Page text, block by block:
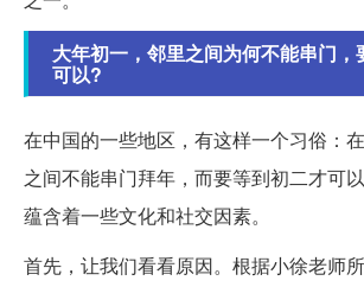
大年初一，邻里之间为何不能串门，
可以?
在中国的一些地区，有这样一个习俗：
之间不能串门拜年，而要等到初二才可
蕴含着一些文化和社交因素。
首先，让我们看看原因。根据小徐老师